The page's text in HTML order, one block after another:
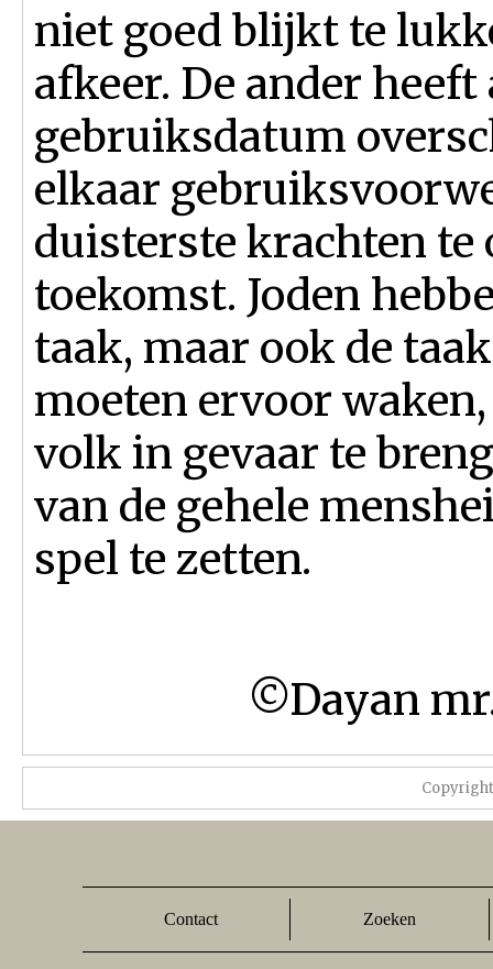
niet goed blijkt te
afkeer. De ander
gebruiksdatum
elkaar
duisterste krachten te
toekomst. Joden
taak, maar ook de
moeten ervoor
volk in gevaar te
van de gehele
spel te zetten.
©Dayan
Contact Zoeken